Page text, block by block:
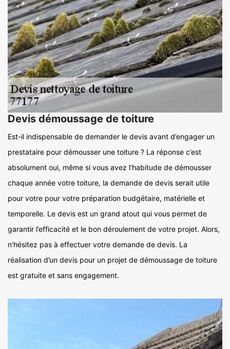
Devis démoussage de toiture
Est-il indispensable de demander le devis avant d’engager un
prestataire pour démousser une toiture ? La réponse c’est
absolument oui, même si vous avez l’habitude de démousser
chaque année votre toiture, la demande de devis serait utile
pour votre pour votre préparation budgétaire, matérielle et
temporelle. Le devis est un grand atout qui vous permet de
garantir l’efficacité et le bon déroulement de votre projet. Alors,
n’hésitez pas à effectuer votre demande de devis. La
réalisation d’un devis pour un projet de démoussage de toiture
est gratuite et sans engagement.